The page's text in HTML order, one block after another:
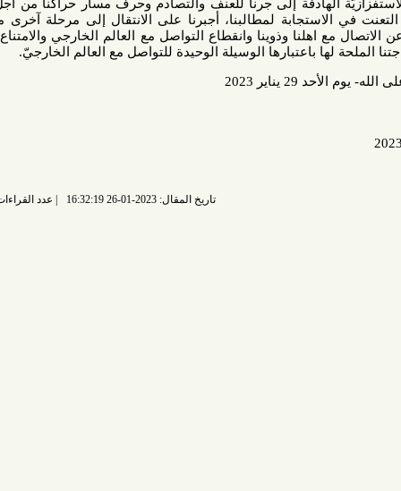
إلى جرنا للعنف والتصادم وحرف مسار حراكنا من أجل التضليل
لمطالبنا، أجبرنا على الانتقال إلى مرحلة آخرى من مراحل
اهلنا وذوينا وانقطاع التواصل مع العالم الخارجي والامتناع عن تلقي
باعتبارها الوسيلة الوحيدة للتواصل مع العالم الخارجيّ.
2023
عدد القراءات: 4411 قراءة |